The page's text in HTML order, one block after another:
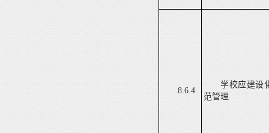
8.6.4
学校应建设
范管理